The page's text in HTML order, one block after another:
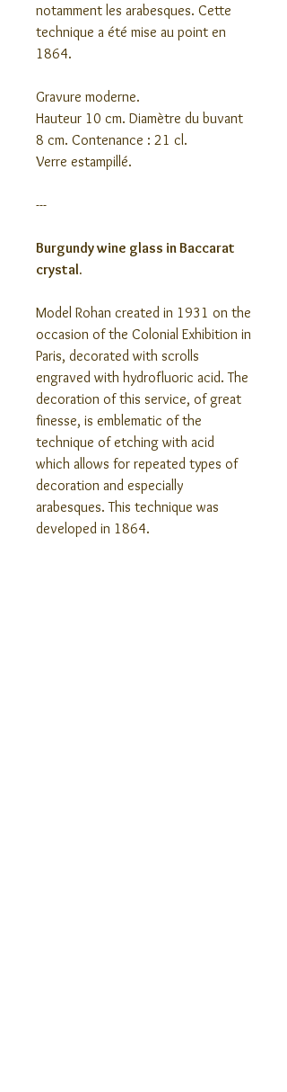
notamment les arabesques. Cette
technique a été mise au point en
1864.
Gravure moderne.
Hauteur 10 cm. Diamètre du buvant
8 cm. Contenance : 21 cl.
Verre estampillé.
---
Burgundy wine glass in Baccarat
crystal.
Model Rohan created in 1931 on the
occasion of the Colonial Exhibition in
Paris, decorated with scrolls
engraved with hydrofluoric acid. The
decoration of this service, of great
finesse, is emblematic of the
technique of etching with acid
which allows for repeated types of
decoration and especially
arabesques. This technique was
developed in 1864.